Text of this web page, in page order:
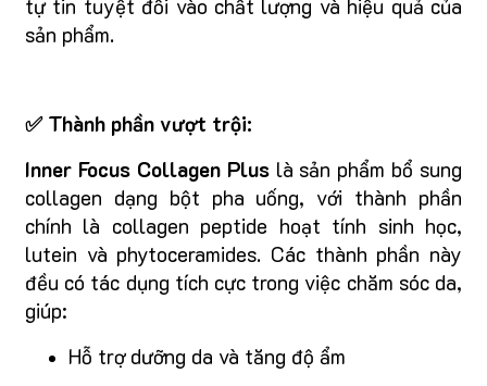
tự tin tuyệt đối vào chất lượng và hiệu quả của
sản phẩm.
✅ Thành phần vượt trội:
Inner Focus Collagen Pluslà sản phẩm bổ sung
collagen dạng bột pha uống, với thành phần
chính là collagen peptide hoạt tính sinh học,
lutein và phytoceramides. Các thành phần này
đều có tác dụng tích cực trong việc chăm sóc da,
giúp:
Hỗ trợ dưỡng da và tăng độ ẩm